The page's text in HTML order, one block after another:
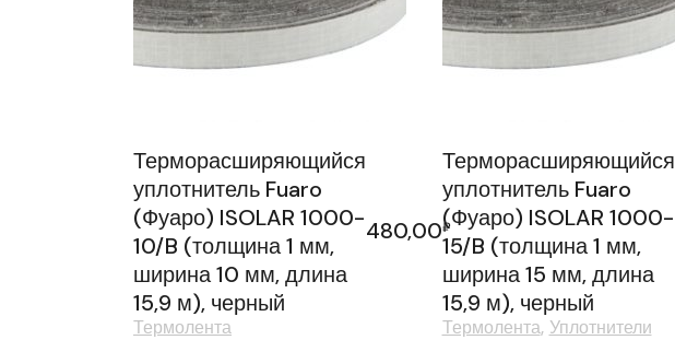
Терморасширяющийся
уплотнитель Fuaro
(Фуаро) ISOLAR 1000-
10/B (толщина 1 мм,
ширина 10 мм, длина
15,9 м), черный
480,00₽
Термолента
Терморасширяющийся
уплотнитель Fuaro
(Фуаро) ISOLAR 1000-
15/B (толщина 1 мм,
ширина 15 мм, длина
15,9 м), черный
Термолента Уплотнители